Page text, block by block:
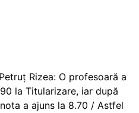
Rizea: O profesoară a
la Titularizare, iar după
a ajuns la 8.70 / Astfel